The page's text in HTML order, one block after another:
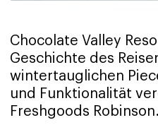
Chocolate Valley
Geschichte des
wintertauglichen
und Funktionalität
Freshgoods Robinson.